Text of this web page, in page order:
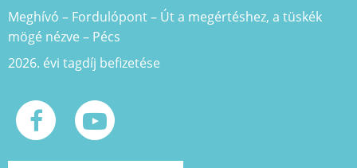
Meghívó – Fordulópont – Út a megértéshez, a tüskék
mögé nézve – Pécs
2026. évi tagdíj befizetése